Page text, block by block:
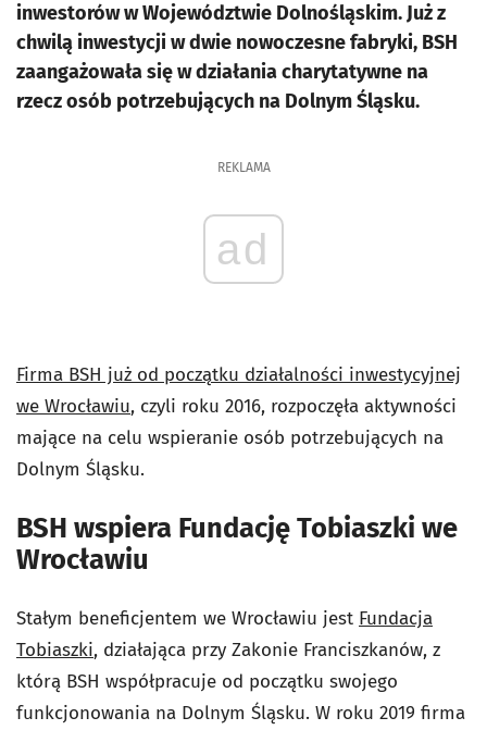
inwestorów w Województwie Dolnośląskim. Już z
chwilą inwestycji w dwie nowoczesne fabryki, BSH
zaangażowała się w działania charytatywne na
rzecz osób potrzebujących na Dolnym Śląsku.
REKLAMA
ad
Firma BSH już od początku działalności inwestycyjnej
we Wrocławiu, czyli roku 2016, rozpoczęła aktywności
mające na celu wspieranie osób potrzebujących na
Dolnym Śląsku.
BSH wspiera Fundację Tobiaszki we
Wrocławiu
Stałym beneficjentem we Wrocławiu jest Fundacja
Tobiaszki, działająca przy Zakonie Franciszkanów, z
którą BSH współpracuje od początku swojego
funkcjonowania na Dolnym Śląsku. W roku 2019 firma